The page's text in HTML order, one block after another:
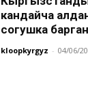
кандайча
согушка барган
kloopkyrgyz - 04/06/